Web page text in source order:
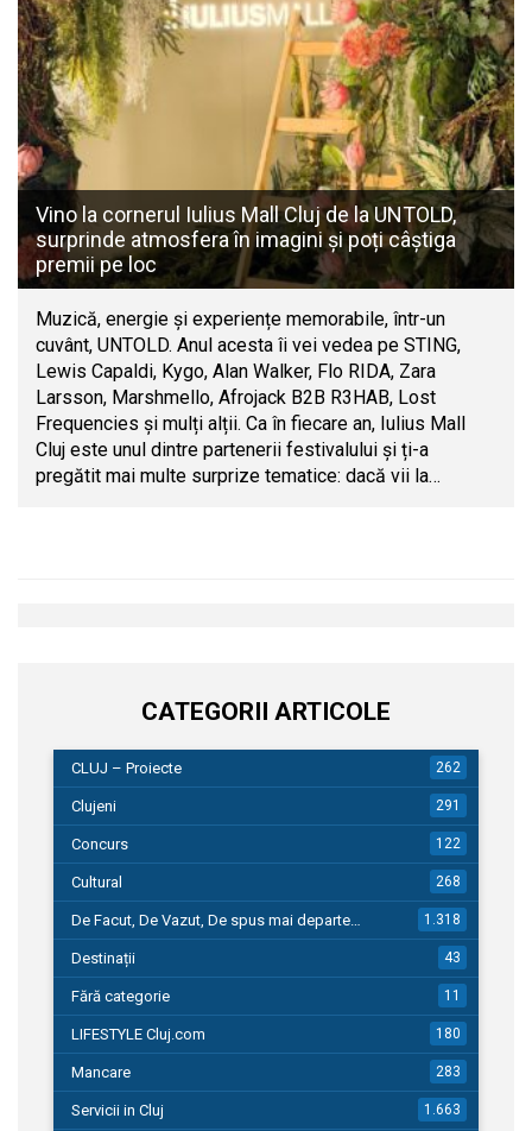
Vino la cornerul Iulius Mall Cluj de la UNTOLD,
surprinde atmosfera în imagini și poți câștiga
premii pe loc
Muzică, energie și experiențe memorabile, într-un
cuvânt, UNTOLD. Anul acesta îi vei vedea pe STING,
Lewis Capaldi, Kygo, Alan Walker, Flo RIDA, Zara
Larsson, Marshmello, Afrojack B2B R3HAB, Lost
Frequencies și mulți alții. Ca în fiecare an, Iulius Mall
Cluj este unul dintre partenerii festivalului și ți-a
pregătit mai multe surprize tematice: dacă vii la…
CATEGORII ARTICOLE
CLUJ – Proiecte 262
Clujeni 291
Concurs 122
Cultural 268
De Facut, De Vazut, De spus mai departe… 1.318
Destinații 43
Fără categorie 11
LIFESTYLE Cluj.com 180
Mancare 283
Servicii in Cluj 1.663